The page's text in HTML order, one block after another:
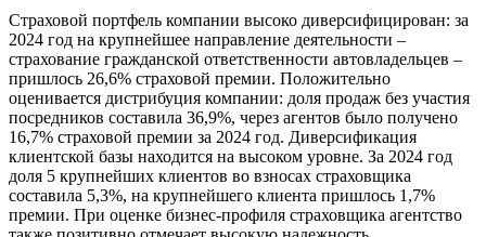
Страховой портфель компании высоко диверсифицирован: за
2024 год на крупнейшее направление деятельности –
страхование гражданской ответственности автовладельцев –
пришлось 26,6% страховой премии. Положительно
оценивается дистрибуция компании: доля продаж без участия
посредников составила 36,9%, через агентов было получено
16,7% страховой премии за 2024 год. Диверсификация
клиентской базы находится на высоком уровне. За 2024 год
доля 5 крупнейших клиентов во взносах страховщика
составила 5,3%, на крупнейшего клиента пришлось 1,7%
премии. При оценке бизнес-профиля страховщика агентство